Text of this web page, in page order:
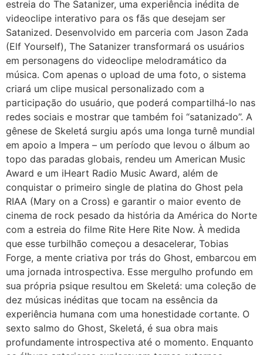
estreia do The Satanizer, uma experiência inédita de
videoclipe interativo para os fãs que desejam ser
Satanized. Desenvolvido em parceria com Jason Zada
(Elf Yourself), The Satanizer transformará os usuários
em personagens do videoclipe melodramático da
música. Com apenas o upload de uma foto, o sistema
criará um clipe musical personalizado com a
participação do usuário, que poderá compartilhá-lo nas
redes sociais e mostrar que também foi “satanizado”. A
gênese de Skeletá surgiu após uma longa turnê mundial
em apoio a Impera – um período que levou o álbum ao
topo das paradas globais, rendeu um American Music
Award e um iHeart Radio Music Award, além de
conquistar o primeiro single de platina do Ghost pela
RIAA (Mary on a Cross) e garantir o maior evento de
cinema de rock pesado da história da América do Norte
com a estreia do filme Rite Here Rite Now. À medida
que esse turbilhão começou a desacelerar, Tobias
Forge, a mente criativa por trás do Ghost, embarcou em
uma jornada introspectiva. Esse mergulho profundo em
sua própria psique resultou em Skeletá: uma coleção de
dez músicas inéditas que tocam na essência da
experiência humana com uma honestidade cortante. O
sexto salmo do Ghost, Skeletá, é sua obra mais
profundamente introspectiva até o momento. Enquanto